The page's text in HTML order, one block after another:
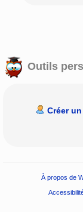
Outils
Créer
À propos de